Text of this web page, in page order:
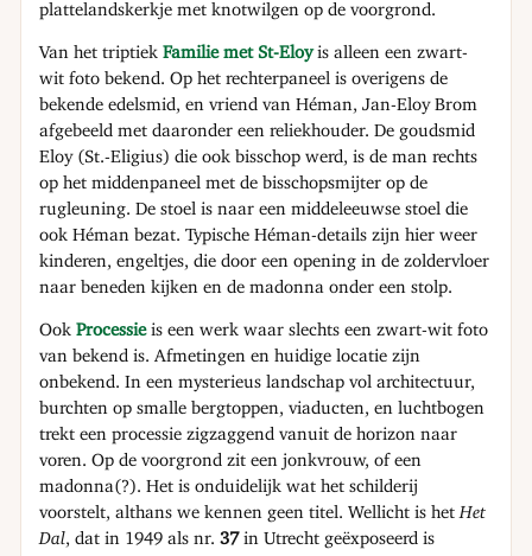
plattelandskerkje met knotwilgen op de voorgrond.
Van het triptiekFamilie met St-Eloyis alleen een zwart-
wit foto bekend. Op het rechterpaneel is overigens de
bekende edelsmid, en vriend van Héman, Jan-Eloy Brom
afgebeeld met daaronder een reliekhouder. De goudsmid
Eloy (St.-Eligius) die ook bisschop werd, is de man rechts
op het middenpaneel met de bisschopsmijter op de
rugleuning. De stoel is naar een middeleeuwse stoel die
ook Héman bezat. Typische Héman-details zijn hier weer
kinderen, engeltjes, die door een opening in de zoldervloer
naar beneden kijken en de madonna onder een stolp.
OokProcessieis een werk waar slechts een zwart-wit foto
van bekend is. Afmetingen en huidige locatie zijn
onbekend. In een mysterieus landschap vol architectuur,
burchten op smalle bergtoppen, viaducten, en luchtbogen
trekt een processie zigzaggend vanuit de horizon naar
voren. Op de voorgrond zit een jonkvrouw, of een
madonna(?). Het is onduidelijk wat het schilderij
voorstelt, althans we kennen geen titel. Wellicht is hetHet
Dal, dat in 1949 als nr. 37 in Utrecht geëxposeerd is